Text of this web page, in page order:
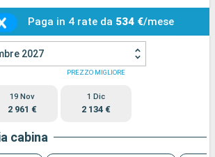
Paga in 4 rate da 534 €/mese
2027
19 Nov
2 961 €
PREZZO MIGLIORE
1 Dic
2 134 €
cabina
Compagnie
Ricerca